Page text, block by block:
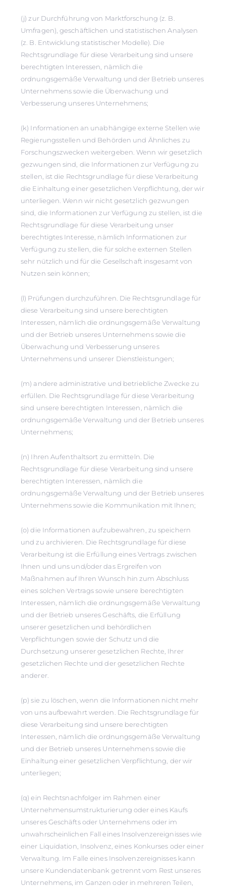
(j) zur Durchführung von Marktforschung (z. B.
Umfragen), geschäftlichen und statistischen Analysen
(z. B. Entwicklung statistischer Modelle). Die
Rechtsgrundlage für diese Verarbeitung sind unsere
berechtigten Interessen, nämlich die
ordnungsgemäße Verwaltung und der Betrieb unseres
Unternehmens sowie die Überwachung und
Verbesserung unseres Unternehmens;
(k) Informationen an unabhängige externe Stellen wie
Regierungsstellen und Behörden und Ähnliches zu
Forschungszwecken weitergeben. Wenn wir gesetzlich
gezwungen sind, die Informationen zur Verfügung zu
stellen, ist die Rechtsgrundlage für diese Verarbeitung
die Einhaltung einer gesetzlichen Verpflichtung, der wir
unterliegen. Wenn wir nicht gesetzlich gezwungen
sind, die Informationen zur Verfügung zu stellen, ist die
Rechtsgrundlage für diese Verarbeitung unser
berechtigtes Interesse, nämlich Informationen zur
Verfügung zu stellen, die für solche externen Stellen
sehr nützlich und für die Gesellschaft insgesamt von
Nutzen sein können;
(l) Prüfungen durchzuführen. Die Rechtsgrundlage für
diese Verarbeitung sind unsere berechtigten
Interessen, nämlich die ordnungsgemäße Verwaltung
und der Betrieb unseres Unternehmens sowie die
Überwachung und Verbesserung unseres
Unternehmens und unserer Dienstleistungen;
(m) andere administrative und betriebliche Zwecke zu
erfüllen. Die Rechtsgrundlage für diese Verarbeitung
sind unsere berechtigten Interessen, nämlich die
ordnungsgemäße Verwaltung und der Betrieb unseres
Unternehmens;
(n) Ihren Aufenthaltsort zu ermitteln. Die
Rechtsgrundlage für diese Verarbeitung sind unsere
berechtigten Interessen, nämlich die
ordnungsgemäße Verwaltung und der Betrieb unseres
Unternehmens sowie die Kommunikation mit Ihnen;
(o) die Informationen aufzubewahren, zu speichern
und zu archivieren. Die Rechtsgrundlage für diese
Verarbeitung ist die Erfüllung eines Vertrags zwischen
Ihnen und uns und/oder das Ergreifen von
Maßnahmen auf Ihren Wunsch hin zum Abschluss
eines solchen Vertrags sowie unsere berechtigten
Interessen, nämlich die ordnungsgemäße Verwaltung
und der Betrieb unseres Geschäfts, die Erfüllung
unserer gesetzlichen und behördlichen
Verpflichtungen sowie der Schutz und die
Durchsetzung unserer gesetzlichen Rechte, Ihrer
gesetzlichen Rechte und der gesetzlichen Rechte
anderer.
(p) sie zu löschen, wenn die Informationen nicht mehr
von uns aufbewahrt werden. Die Rechtsgrundlage für
diese Verarbeitung sind unsere berechtigten
Interessen, nämlich die ordnungsgemäße Verwaltung
und der Betrieb unseres Unternehmens sowie die
Einhaltung einer gesetzlichen Verpflichtung, der wir
unterliegen;
(q) ein Rechtsnachfolger im Rahmen einer
Unternehmensumstrukturierung oder eines Kaufs
unseres Geschäfts oder Unternehmens oder im
unwahrscheinlichen Fall eines Insolvenzereignisses wie
einer Liquidation, Insolvenz, eines Konkurses oder einer
Verwaltung. Im Falle eines Insolvenzereignisses kann
unsere Kundendatenbank getrennt vom Rest unseres
Unternehmens, im Ganzen oder in mehreren Teilen,